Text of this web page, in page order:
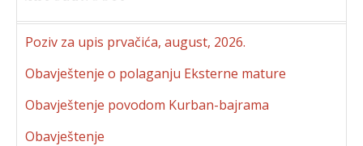
Poziv za upis prvačića, august, 2026.
Obavještenje o polaganju Eksterne mature
Obavještenje povodom Kurban-bajrama
Obavještenje